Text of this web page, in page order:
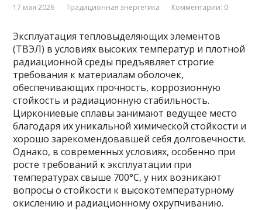
17 мая 2026 Традиционная энергетика Комментарии: 0
Эксплуатация тепловыделяющих элементов
(ТВЭЛ) в условиях высоких температур и плотной
радиационной среды предъявляет строгие
требования к материалам оболочек,
обеспечивающих прочность, коррозионную
стойкость и радиационную стабильность.
Циркониевые сплавы занимают ведущее место
благодаря их уникальной химической стойкости и
хорошо зарекомендовавшей себя долговечности.
Однако, в современных условиях, особенно при
росте требований к эксплуатации при
температурах свыше 700°C, у них возникают
вопросы о стойкости к высокотемпературному
окислению и радиационному охрупчиванию.